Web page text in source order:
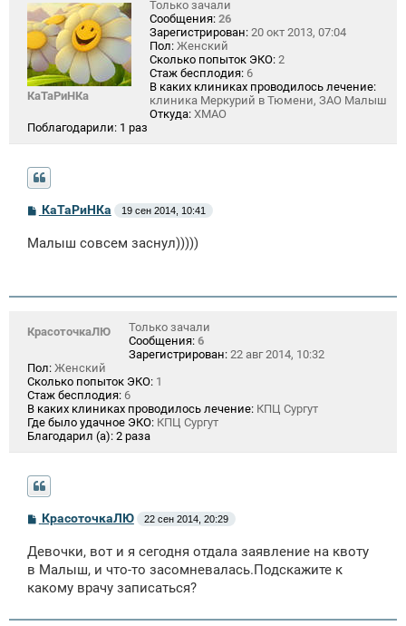
КаТаРиНКа
Только зачали
Сообщения: 26
Зарегистрирован: 20 окт 2013, 07:04
Пол: Женский
Сколько попыток ЭКО: 2
Стаж бесплодия: 6
В каких клиниках проводилось лечение:
клиника Меркурий в Тюмени, ЗАО Малыш
Откуда: ХМАО
Поблагодарили: 1 раз
С
б
и
КаТаРиНКа 19 сен 2014, 10:41
Малыш совсем заснул)))))
КрасоточкаЛЮ
Только зачали
Сообщения: 6
Зарегистрирован: 22 авг 2014, 10:32
Пол: Женский
Сколько попыток ЭКО: 1
Стаж бесплодия: 6
В каких клиниках проводилось лечение: КПЦ Сургут
Где было удачное ЭКО: КПЦ Сургут
Благодарил (а): 2 раза
С
б
щ
н
е
КрасоточкаЛЮ 22 сен 2014, 20:29
Девочки, вот и я сегодня отдала заявление на квоту
в Малыш, и что-то засомневалась.Подскажите к
какому врачу записаться?